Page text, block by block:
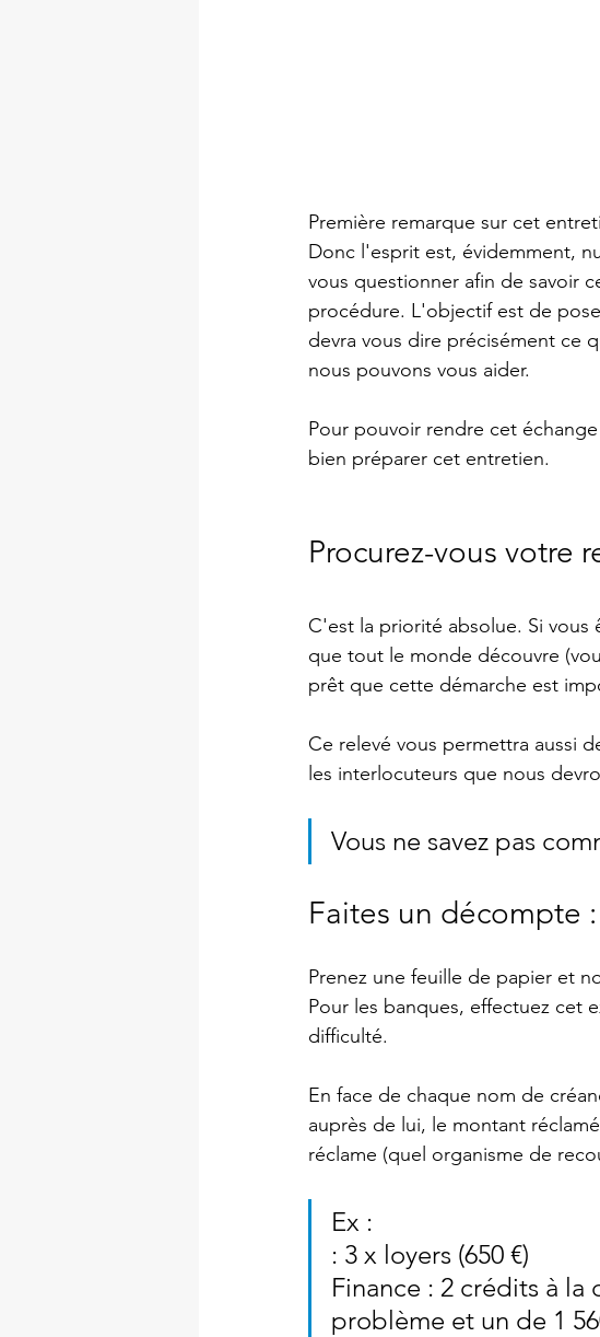
Première remarque sur cet
Donc l'esprit est, évidemment,
vous questionner afin de savoir
procédure. L'objectif est de
devra vous dire précisément ce
nous pouvons vous aider.
Pour pouvoir rendre cet
bien préparer cet entretien.
Procurez-vous votre
C'est la priorité absolue. Si
que tout le monde découvre
prêt que cette démarche est
Ce relevé vous permettra aussi
les interlocuteurs que nous
Vous ne savez pas
Faites un décompte
Prenez une feuille de papier et
Pour les banques, effectuez cet
difficulté.
En face de chaque nom de
auprès de lui, le montant
réclame (quel organisme de
Ex :
: 3 x loyers (650 €)
Finance : 2 crédits à la
problème et un de 1